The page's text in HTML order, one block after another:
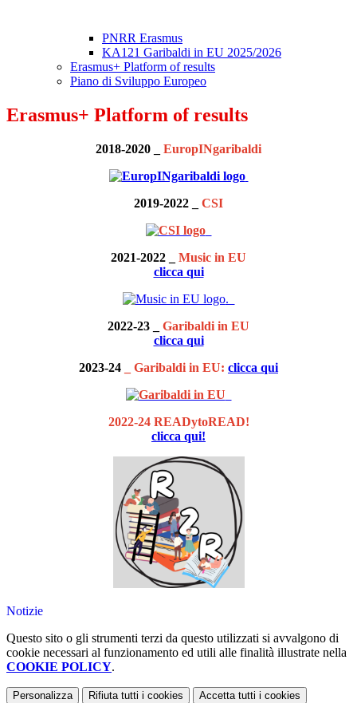
PNRR Erasmus
KA121 Garibaldi in EU 2025/2026
Erasmus+ Platform of results
Piano di Sviluppo Europeo
Erasmus+ Platform of results
2018-2020 _ EuropINgaribaldi
2019-2022 _ CSI
2021-2022 _
Music in EU
clicca qui
.
2022-23 _ Garibaldi in EU
clicca qui
2023-24
_ Garibaldi in EU: clicca qui
2022-24 READytoREAD!
clicca qui!
Notizie
Questo sito o gli strumenti terzi da questo utilizzati si avvalgono di
cookie necessari al funzionamento ed utili alle finalità illustrate nella
COOKIE POLICY.
Personalizza Rifiuta tutti i cookies Accetta tutti i cookies